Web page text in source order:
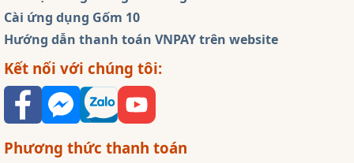
Cài ứng dụng Gốm 10
Hướng dẫn thanh toán VNPAY trên website
Kết nối với chúng tôi:
Phương thức thanh toán